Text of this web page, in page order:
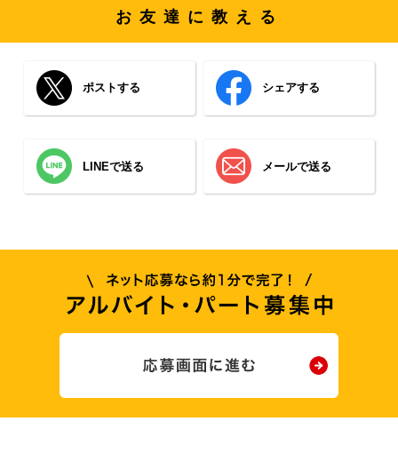
お友達に教える
ポストする シェアする
LINEで送る メールで送る